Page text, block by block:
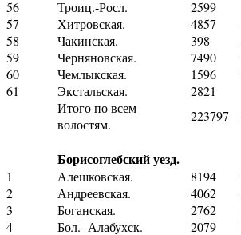
56
Троиц.-Росл. 2599
57
Хитровская. 4857
58
Чакинская. 398
59
Черняновская. 7490
60
Чемлыкская. 1596
61
Экстальская. 2821
Итого по всем
волостям.
223797
Борисоглебский уезд.
1 Алешковская. 8194
2
Андреевская. 4062
3
Боганская. 2762
4
Бол.- Алабухск. 2079